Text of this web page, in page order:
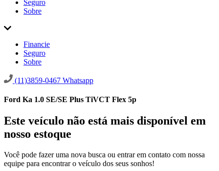
Seguro
Sobre
Financie
Seguro
Sobre
(11)3859-0467 Whatsapp
Ford Ka 1.0 SE/SE Plus TiVCT Flex 5p
Este veículo não está mais disponível em
nosso estoque
Você pode fazer uma nova busca ou entrar em contato com nossa
equipe para encontrar o veículo dos seus sonhos!